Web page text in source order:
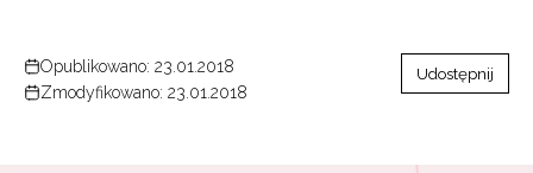
Opublikowano: 23.01.2018
Zmodyfikowano: 23.01.2018
Udostępnij